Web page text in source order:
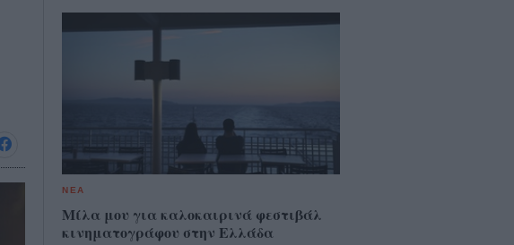
ΝΕΑ
Μίλα μου για καλοκαιρινά φεστιβάλ
κινηματογράφου στην Ελλάδα